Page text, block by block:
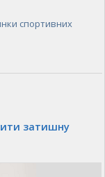
спортивних
затишну